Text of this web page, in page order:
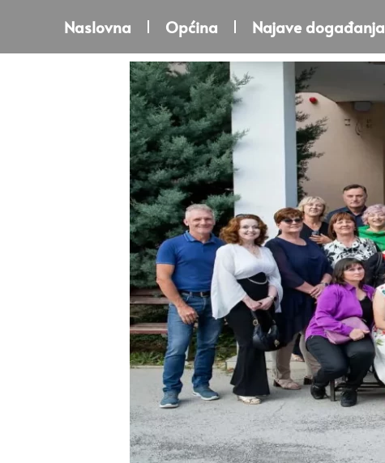
Naslovna Općina Najave događanja